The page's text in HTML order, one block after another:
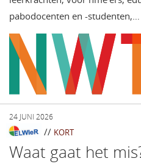
pabodocenten en -studenten,…
24 JUNI 2026
// KORT
Waat gaat het